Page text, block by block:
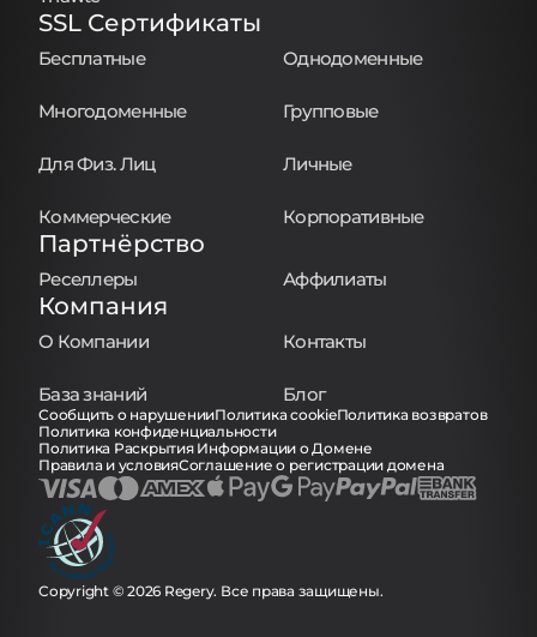
SSL Сертификаты
Бесплатные Однодоменные
Многодоменные Групповые
Для Физ. Лиц Личные
Коммерческие Корпоративные
Партнёрство
Реселлеры Аффилиаты
Компания
О Компании Контакты
База знаний Блог
Сообщить о нарушенииПолитика cookieПолитика возвратов
Политика конфиденциальности
Политика Раскрытия Информации о Домене
Правила и условияСоглашение о регистрации домена
Copyright © 2026 Regery. Все права защищены.